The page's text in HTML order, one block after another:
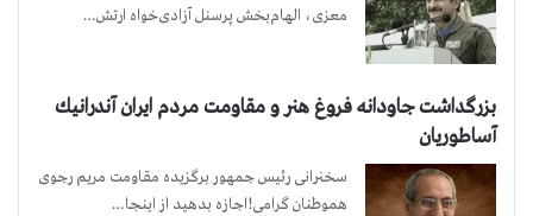
معزی، الهام‌بخش پرسنل آزادی‌خواه ارتش…
بزرگداشت جاودانه فروغ هنر و مقاومت مردم ایران آندرانیك
آساطوریان
سخنرانی رئیس جمهور برگزیده مقاومت مریم رجوی
هموطنان گرامی!اجازه بدهید از اینجا…